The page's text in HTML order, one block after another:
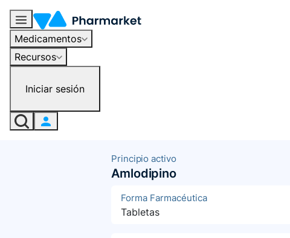
Medicamentos
Recursos
Iniciar sesión
Principio activo
Amlodipino
Forma Farmacéutica
Tabletas